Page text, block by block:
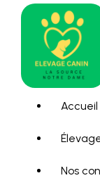
Accueil
Nos
Panneau de gestion